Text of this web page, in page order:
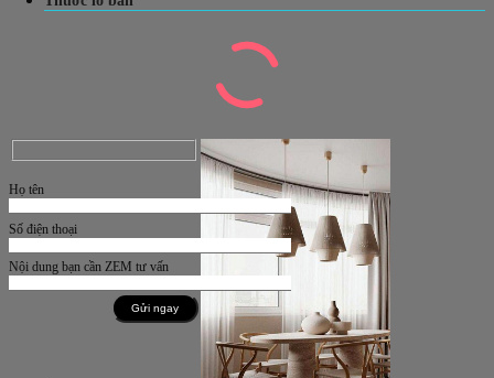
Họ tên
Số điện thoại
Nội dung bạn cần ZEM tư vấn